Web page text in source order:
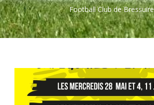
Football Club de Bressuire